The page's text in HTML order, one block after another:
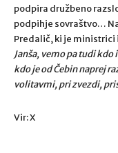
podpira družbeno
podpihje sovraštvo…
Predalič, ki je ministrici
Janša, vemo pa tudi
kdo je od Čebin naprej
volitavmi, pri zvezdi,
Vir: X